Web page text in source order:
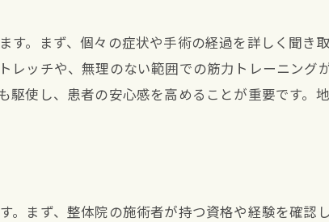
プログラム
。まず、個々の症状や手術の経過を詳しく聞き
ッチや、無理のない範囲での筋力トレーニング
使し、患者の安心感を高めることが重要です。
まず、整体院の施術者が持つ資格や経験を確認